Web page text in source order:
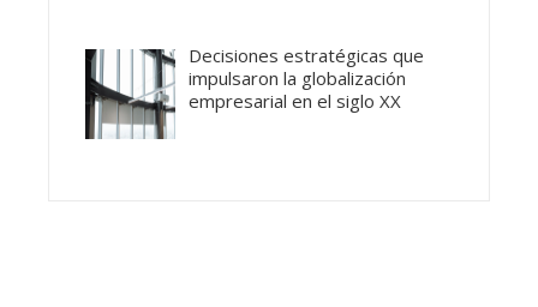
Decisiones estratégicas que
impulsaron la globalización
empresarial en el siglo XX